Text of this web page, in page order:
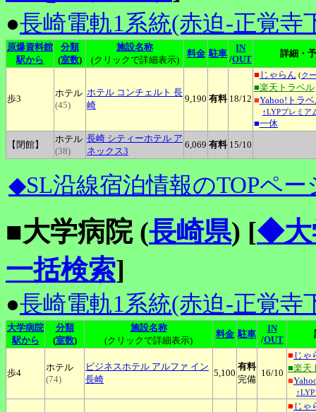
●長崎電軌1系統(赤迫-正覚寺
原爆資料館
駅から
分類
(室数)
施設名称
(クリックで詳細表示)
料金 駐車
IN
/OUT
詳細・
歩3
ホテル
(45)
ホテル コンチェルト 長
崎
9,190 有料 18/12
■ じゃらん (ク
■楽天トラベル
■Yahoo!トラ
↑LYPプレミア
■一休
【閉館】
ホテル
(38)
長崎 シティーホテル ア
ネックス3
6,069 有料 15/10
◆SL沿線宿泊情報のTOPペー
■大学病院 (長崎県) [◆大
一括検索]
●長崎電軌1系統(赤迫-正覚寺
大学病院
駅から
分類
(室数)
施設名称
(クリックで詳細表示)
料金 駐車
IN
/OUT
歩4
ホテル
(74)
ビジネスホテル アルファ イン
長崎
5,100
有料
完備
16/10
■ じゃ
■楽天
■
■ じゃ